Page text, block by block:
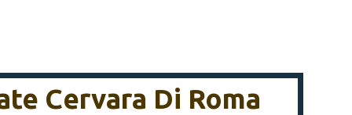
Cervara Di Roma